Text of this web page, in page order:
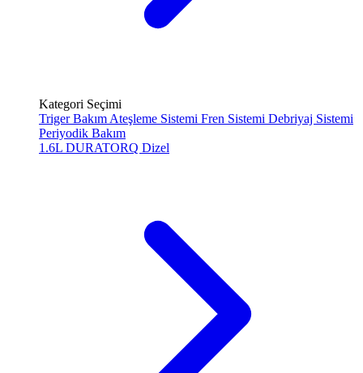
Kategori Seçimi
Triger Bakım Ateşleme Sistemi Fren Sistemi Debriyaj Sistemi
Periyodik Bakım
1.6L DURATORQ Dizel